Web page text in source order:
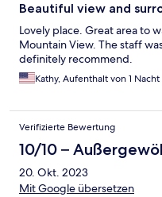
Beautiful view and
Lovely place. Great area to
Mountain View. The staff
definitely recommend.
Kathy, Aufenthalt von 1 Nacht
Verifizierte Bewertung
10/10 –
20. Okt. 2023
Mit Google übersetzen